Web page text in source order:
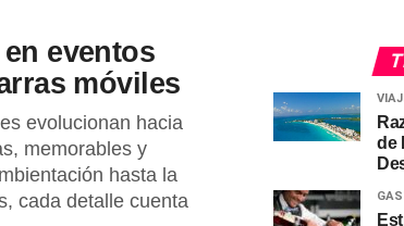
eventos
móviles
evolucionan hacia
memorables y
hasta la
cada detalle cuenta
de